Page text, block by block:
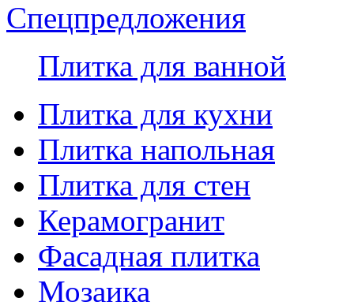
Спецпредложения
Плитка для ванной
Плитка для кухни
Плитка напольная
Плитка для стен
Керамогранит
Фасадная плитка
Мозаика